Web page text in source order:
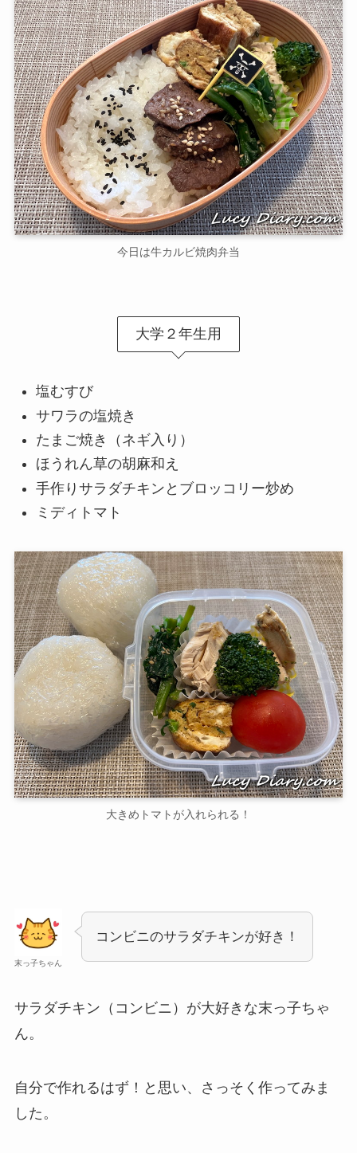
今日は牛カルビ焼肉弁当
大学２年生用
塩むすび
サワラの塩焼き
たまご焼き（ネギ入り）
ほうれん草の胡麻和え
手作りサラダチキンとブロッコリー炒め
ミディトマト
大きめトマトが入れられる！
末っ子ちゃん
コンビニのサラダチキンが好き！
サラダチキン（コンビニ）が大好きな末っ子ちゃ
ん。
自分で作れるはず！と思い、さっそく作ってみま
した。